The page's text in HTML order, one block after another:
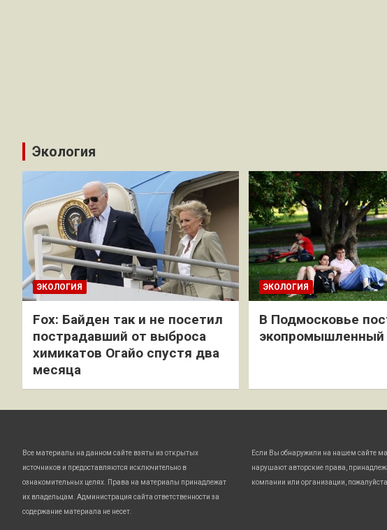
Экология
ЭКОЛОГИЯ
Fox: Байден так и не посетил
пострадавший от выброса
химикатов Огайо спустя два
месяца
ЭКОЛОГИЯ
В Подмосковье
экопромышленный
Все материалы на данном сайте взяты из открытых
источников и предоставляются исключительно в
ознакомительных целях. Права на материалы принадлежат
их владельцам. Администрация сайта ответственности за
содержание материала не несет.
Если Вы обнаружили на нашем сайте
нарушают авторские права,
компании или организации,